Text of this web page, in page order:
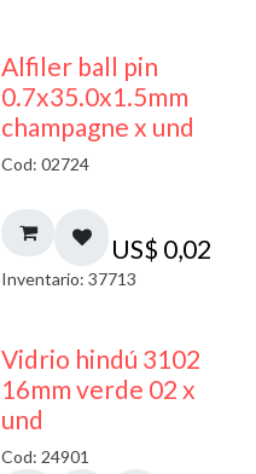
Alfiler ball pin
0.7x35.0x1.5mm
champagne x und
Cod: 02724
US$ 0,02
Inventario: 37713
40% DESCUENTO
Vidrio hindú 3102
16mm verde 02 x
und
Cod: 24901